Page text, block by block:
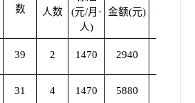
数
人数
(元/月·
人)
金额(元)
39 2 1470 2940
31 4 1470 5880